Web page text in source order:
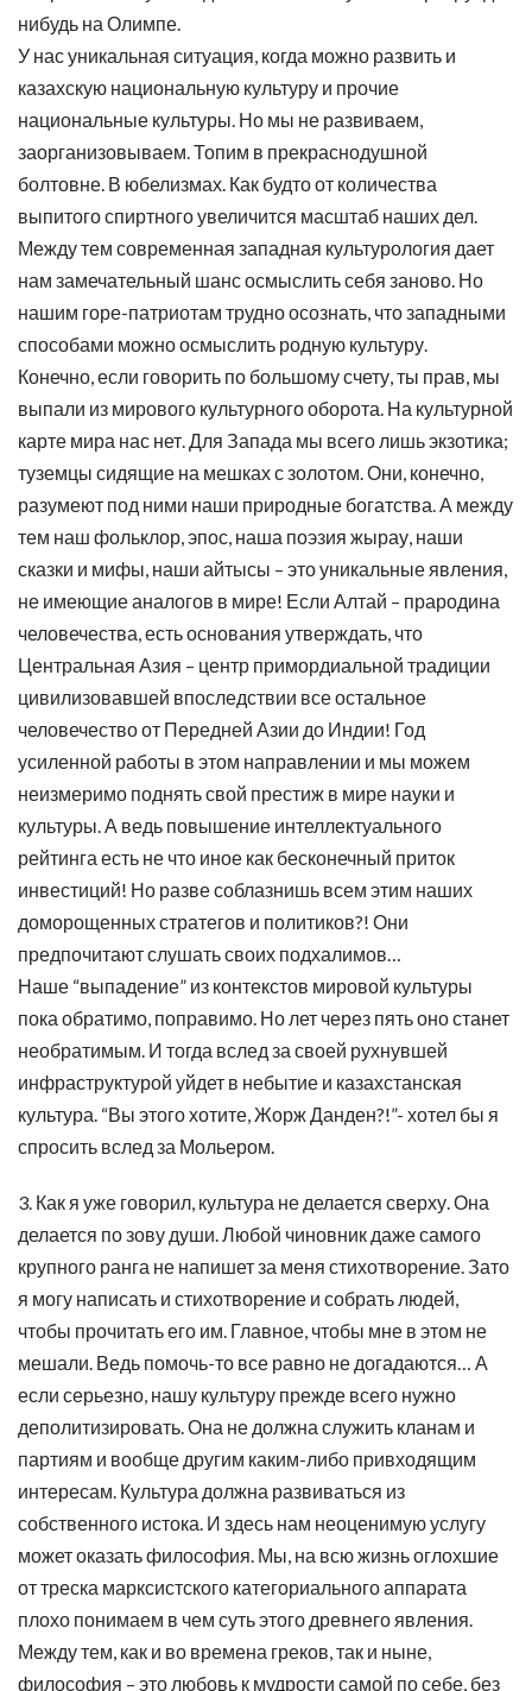
нибудь на Олимпе.
У нас уникальная ситуация, когда можно развить и
казахскую национальную культуру и прочие
национальные культуры. Но мы не развиваем,
заорганизовываем. Топим в прекраснодушной
болтовне. В юбелизмах. Как будто от количества
выпитого спиртного увеличится масштаб наших дел.
Между тем современная западная культурология дает
нам замечательный шанс осмыслить себя заново. Но
нашим горе-патриотам трудно осознать, что западными
способами можно осмыслить родную культуру.
Конечно, если говорить по большому счету, ты прав, мы
выпали из мирового культурного оборота. На культурной
карте мира нас нет. Для Запада мы всего лишь экзотика;
туземцы сидящие на мешках с золотом. Они, конечно,
разумеют под ними наши природные богатства. А между
тем наш фольклор, эпос, наша поэзия жырау, наши
сказки и мифы, наши айтысы – это уникальные явления,
не имеющие аналогов в мире! Если Алтай – прародина
человечества, есть основания утверждать, что
Центральная Азия – центр примордиальной традиции
цивилизовавшей впоследствии все остальное
человечество от Передней Азии до Индии! Год
усиленной работы в этом направлении и мы можем
неизмеримо поднять свой престиж в мире науки и
культуры. А ведь повышение интеллектуального
рейтинга есть не что иное как бесконечный приток
инвестиций! Но разве соблазнишь всем этим наших
доморощенных стратегов и политиков?! Они
предпочитают слушать своих подхалимов…
Наше “выпадение” из контекстов мировой культуры
пока обратимо, поправимо. Но лет через пять оно станет
необратимым. И тогда вслед за своей рухнувшей
инфраструктурой уйдет в небытие и казахстанская
культура. “Вы этого хотите, Жорж Данден?!”- хотел бы я
спросить вслед за Мольером.
3. Как я уже говорил, культура не делается сверху. Она
делается по зову души. Любой чиновник даже самого
крупного ранга не напишет за меня стихотворение. Зато
я могу написать и стихотворение и собрать людей,
чтобы прочитать его им. Главное, чтобы мне в этом не
мешали. Ведь помочь-то все равно не догадаются… А
если серьезно, нашу культуру прежде всего нужно
деполитизировать. Она не должна служить кланам и
партиям и вообще другим каким-либо привходящим
интересам. Культура должна развиваться из
собственного истока. И здесь нам неоценимую услугу
может оказать философия. Мы, на всю жизнь оглохшие
от треска марксистского категориального аппарата
плохо понимаем в чем суть этого древнего явления.
Между тем, как и во времена греков, так и ныне,
философия – это любовь к мудрости самой по себе, без